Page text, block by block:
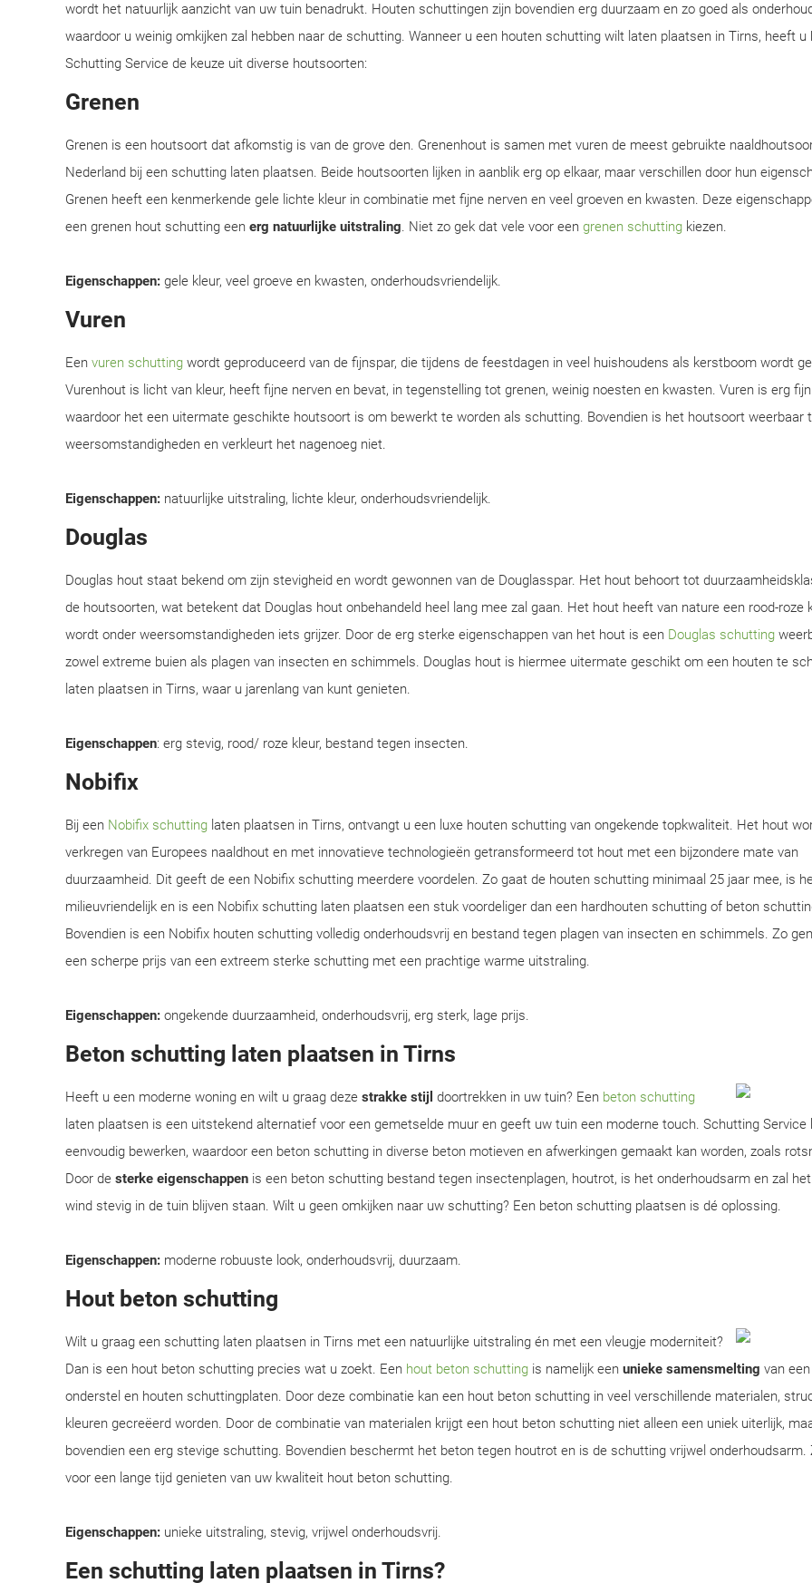
wordt het natuurlijk aanzicht van uw tuin benadrukt. Houten schuttingen zijn bovendien erg duurzaam en zo goed als
waardoor u weinig omkijken zal hebben naar de schutting. Wanneer u een houten schutting wilt laten plaatsen in Tirns, heeft u
Schutting Service de keuze uit diverse houtsoorten:
Grenen
Grenen is een houtsoort dat afkomstig is van de grove den. Grenenhout is samen met vuren de meest gebruikte
Nederland bij een schutting laten plaatsen. Beide houtsoorten lijken in aanblik erg op elkaar, maar verschillen door hun
Grenen heeft een kenmerkende gele lichte kleur in combinatie met fijne nerven en veel groeven en kwasten. Deze
een grenen hout schutting een erg natuurlijke uitstraling. Niet zo gek dat vele voor een grenen schutting kiezen.
Eigenschappen: gele kleur, veel groeve en kwasten, onderhoudsvriendelijk.
Vuren
Een vuren schutting wordt geproduceerd van de fijnspar, die tijdens de feestdagen in veel huishoudens als kerstboom wordt
Vurenhout is licht van kleur, heeft fijne nerven en bevat, in tegenstelling tot grenen, weinig noesten en kwasten. Vuren is erg
waardoor het een uitermate geschikte houtsoort is om bewerkt te worden als schutting. Bovendien is het houtsoort weerbaar
weersomstandigheden en verkleurt het nagenoeg niet.
Eigenschappen: natuurlijke uitstraling, lichte kleur, onderhoudsvriendelijk.
Douglas
Douglas hout staat bekend om zijn stevigheid en wordt gewonnen van de Douglasspar. Het hout behoort tot
de houtsoorten, wat betekent dat Douglas hout onbehandeld heel lang mee zal gaan. Het hout heeft van nature een rood-roze
wordt onder weersomstandigheden iets grijzer. Door de erg sterke eigenschappen van het hout is een Douglas schutting
zowel extreme buien als plagen van insecten en schimmels. Douglas hout is hiermee uitermate geschikt om een houten te
laten plaatsen in Tirns, waar u jarenlang van kunt genieten.
Eigenschappen: erg stevig, rood/ roze kleur, bestand tegen insecten.
Nobifix
Bij een Nobifix schutting laten plaatsen in Tirns, ontvangt u een luxe houten schutting van ongekende topkwaliteit. Het hout
verkregen van Europees naaldhout en met innovatieve technologieën getransformeerd tot hout met een bijzondere mate van
duurzaamheid. Dit geeft de een Nobifix schutting meerdere voordelen. Zo gaat de houten schutting minimaal 25 jaar mee, is
milieuvriendelijk en is een Nobifix schutting laten plaatsen een stuk voordeliger dan een hardhouten schutting of beton
Bovendien is een Nobifix houten schutting volledig onderhoudsvrij en bestand tegen plagen van insecten en schimmels. Zo
een scherpe prijs van een extreem sterke schutting met een prachtige warme uitstraling.
Eigenschappen: ongekende duurzaamheid, onderhoudsvrij, erg sterk, lage prijs.
Beton schutting laten plaatsen in Tirns
Heeft u een moderne woning en wilt u graag deze strakke stijl doortrekken in uw tuin? Een beton schutting
laten plaatsen is een uitstekend alternatief voor een gemetselde muur en geeft uw tuin een moderne touch. Schutting Service
eenvoudig bewerken, waardoor een beton schutting in diverse beton motieven en afwerkingen gemaakt kan worden, zoals
Door de sterke eigenschappen is een beton schutting bestand tegen insectenplagen, houtrot, is het onderhoudsarm en zal
wind stevig in de tuin blijven staan. Wilt u geen omkijken naar uw schutting? Een beton schutting plaatsen is dé oplossing.
Eigenschappen: moderne robuuste look, onderhoudsvrij, duurzaam.
Hout beton schutting
Wilt u graag een schutting laten plaatsen in Tirns met een natuurlijke uitstraling én met een vleugje moderniteit?
Dan is een hout beton schutting precies wat u zoekt. Een hout beton schutting is namelijk een unieke samensmelting van
onderstel en houten schuttingplaten. Door deze combinatie kan een hout beton schutting in veel verschillende materialen,
kleuren gecreëerd worden. Door de combinatie van materialen krijgt een hout beton schutting niet alleen een uniek uiterlijk,
bovendien een erg stevige schutting. Bovendien beschermt het beton tegen houtrot en is de schutting vrijwel onderhoudsarm.
voor een lange tijd genieten van uw kwaliteit hout beton schutting.
Eigenschappen: unieke uitstraling, stevig, vrijwel onderhoudsvrij.
Een schutting laten plaatsen in Tirns?